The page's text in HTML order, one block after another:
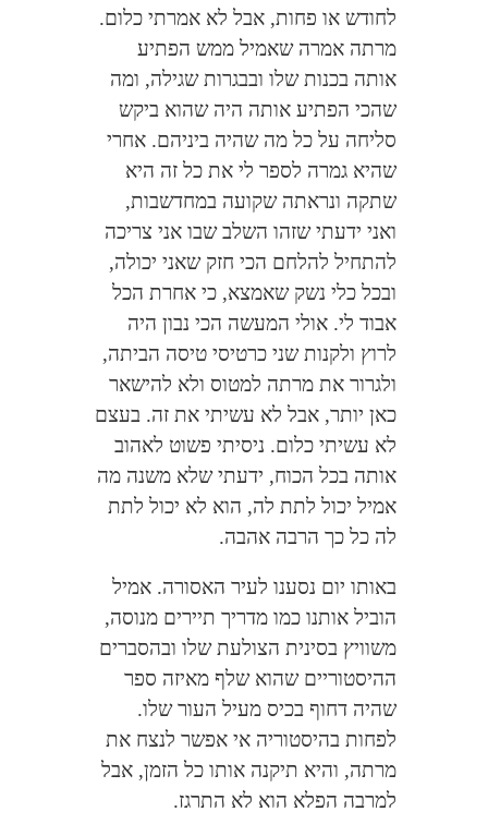
לחודש או פחות, אבל לא אמרתי כלום.
מרתה אמרה שאמיל ממש הפתיע
אותה בכנות שלו ובבגרות שגילה, ומה
שהכי הפתיע אותה היה שהוא ביקש
סליחה על כל מה שהיה ביניהם. אחרי
שהיא גמרה לספר לי את כל זה היא
שתקה ונראתה שקועה במחדשבות,
ואני ידעתי שזהו השלב שבו אני צריכה
להתחיל להלחם הכי חזק שאני יכולה,
ובכל כלי נשק שאמצא, כי אחרת הכל
אבוד לי. אולי המעשה הכי נבון היה
לרוץ ולקנות שני כרטיסי טיסה הביתה,
ולגרור את מרתה למטוס ולא להישאר
כאן יותר, אבל לא עשיתי את זה. בעצם
לא עשיתי כלום. ניסיתי פשוט לאהוב
אותה בכל הכוח, ידעתי שלא משנה מה
אמיל יכול לתת לה, הוא לא יכול לתת
לה כל כך הרבה אהבה.
באותו יום נסענו לעיר האסורה. אמיל
הוביל אותנו כמו מדריך תיירים מנוסה,
משוויץ בסינית הצולעת שלו ובהסברים
ההיסטוריים שהוא שלף מאיזה ספר
שהיה דחוף בכיס מעיל העור שלו.
לפחות בהיסטוריה אי אפשר לנצח את
מרתה, והיא תיקנה אותו כל הזמן, אבל
למרבה הפלא הוא לא התרגז.